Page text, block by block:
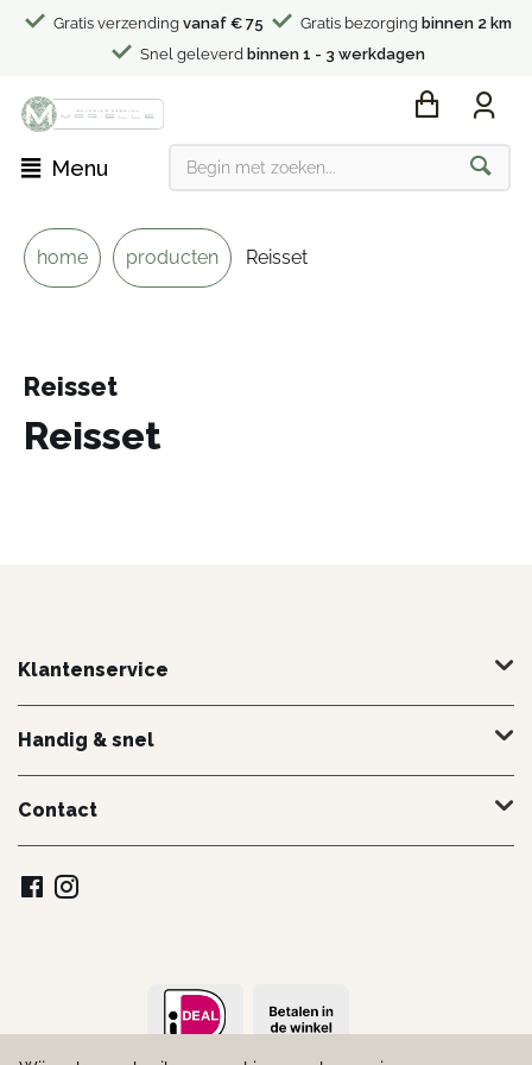
Gratis verzending vanaf € 75 Gratis bezorging binnen 2 km
Snel geleverd binnen 1 - 3 werkdagen
Menu
home producten Reisset
Reisset
Reisset
Klantenservice
Handig & snel
Contact